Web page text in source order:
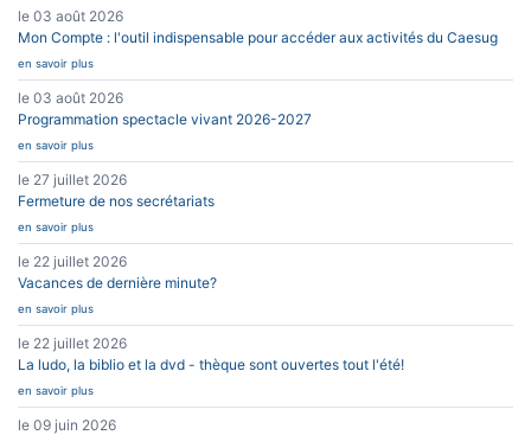
le 03 août 2026
Mon Compte : l'outil indispensable pour accéder aux activités du Caesug
en savoir plus
le 03 août 2026
Programmation spectacle vivant 2026-2027
en savoir plus
le 27 juillet 2026
Fermeture de nos secrétariats
en savoir plus
le 22 juillet 2026
Vacances de dernière minute?
en savoir plus
le 22 juillet 2026
La ludo, la biblio et la dvd - thèque sont ouvertes tout l'été!
en savoir plus
le 09 juin 2026